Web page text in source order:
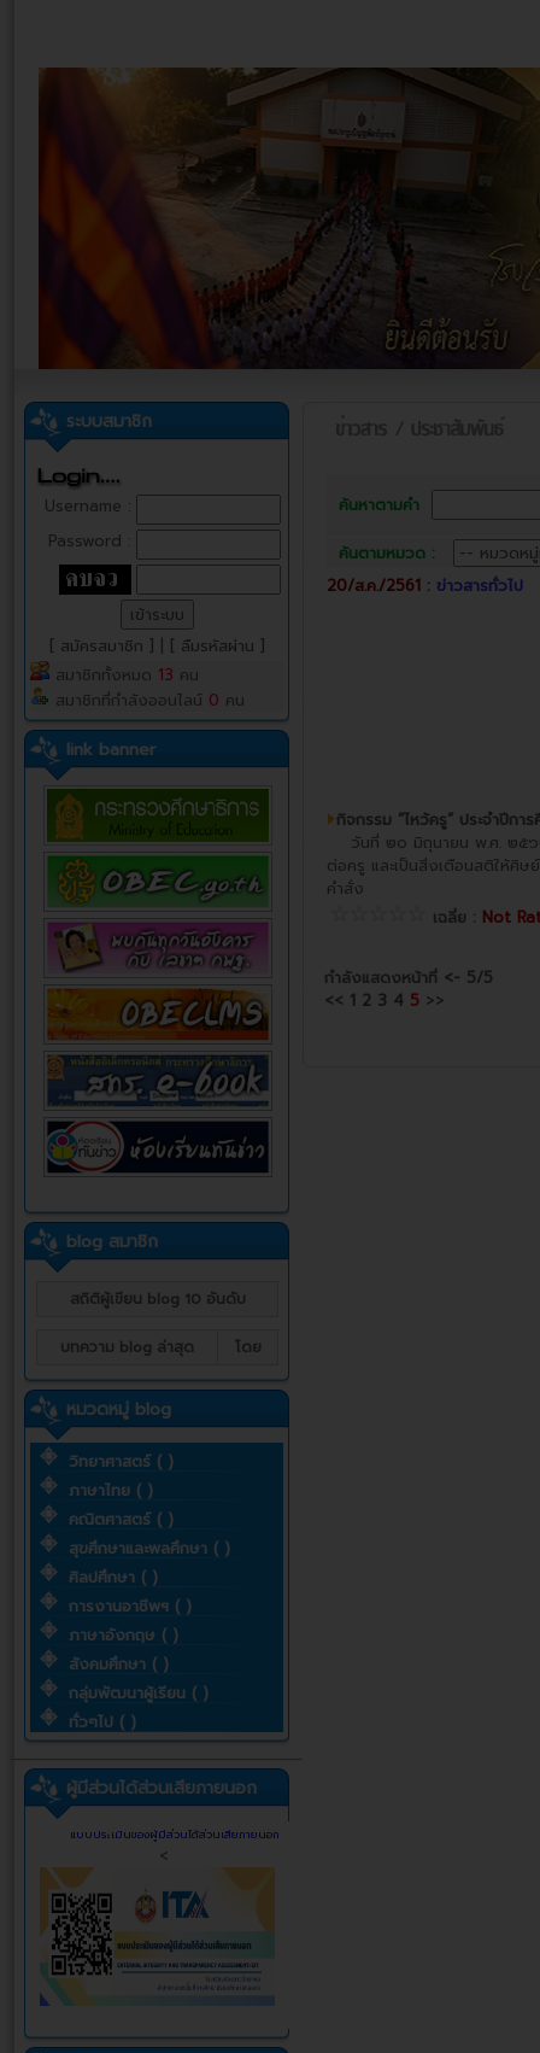
ระบบสมาชิก
Username :
Password :
[ สมัครสมาชิก ]
[ ลืมรหัสผ่าน ]
สมาชิกทั้งหมด 13 คน
สมาชิกที่กำลังออนไลน์ 0 คน
link banner
blog สมาชิก
สถิติผู้เขียน blog 10 อันดับ
บทความ blog ล่าสุด โดย
หมวดหมู่ blog
วิทยาศาสตร์ ( )
ภาษาไทย ( )
คณิตศาสตร์ ( )
สุขศึกษาและพลศึกษา ( )
ศิลปศึกษา ( )
การงานอาชีพฯ ( )
ภาษาอังกฤษ ( )
สังคมศึกษา ( )
กลุ่มพัฒนาผู้เรียน ( )
ทั่วๆไป ( )
ผู้มีส่วนได้ส่วนเสียภายนอก
แบบประเมินของผู้มีส่วนได้ส่วนเสียภายนอก
<
ค้นหาตามคำ
ค้นตามหมวด :
20/ส.ค./2561 : ข่าวสารทั่วไป
กิจกรรม “ไหว้ครู” ประจำปีกา
วันที่ ๒๐ มิถุนายน พ.ศ. ๒๕๖๒
ต่อครู และเป็นสิ่งเตือนสติให้ศิษ
คำสั่ง
เฉลี่ย : Not
กำลังแสดงหน้าที่ <- 5/5
<< 1 2 3 4 5 >>